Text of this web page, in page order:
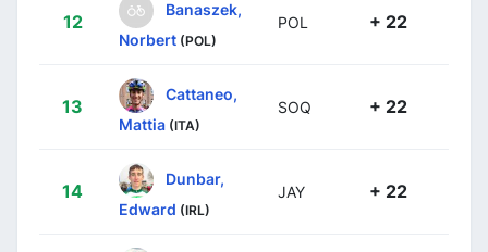
12
Banaszek,
Norbert (POL)
POL + 22
13
Cattaneo,
Mattia (ITA)
SOQ + 22
14
Dunbar,
Edward (IRL)
JAY + 22